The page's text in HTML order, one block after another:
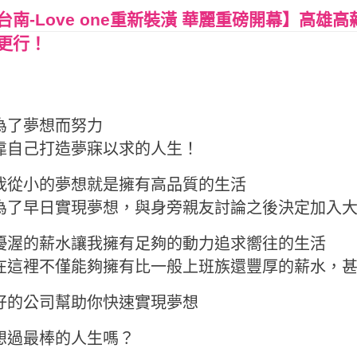
台南-Love one重新裝潢 華麗重磅開幕】高雄
行！
了夢想而努力
自己打造夢寐以求的人生！
從小的夢想就是擁有高品質的生活
了早日實現夢想，與身旁親友討論之後決定加入
渥的薪水讓我擁有足夠的動力追求嚮往的生活
這裡不僅能夠擁有比一般上班族還豐厚的薪水，
的公司幫助你快速實現夢想
過最棒的人生嗎？